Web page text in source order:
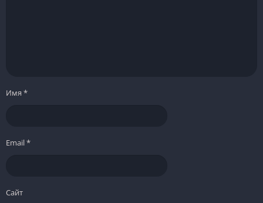
Имя *
Email*
Сайт